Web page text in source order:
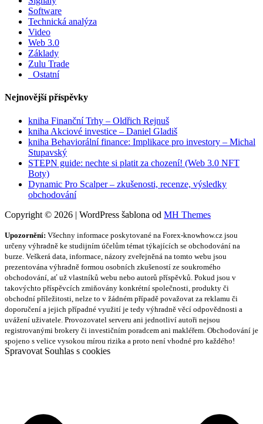
Software
Technická analýza
Video
Web 3.0
Základy
Zulu Trade
_Ostatní
Nejnovější příspěvky
kniha Finanční Trhy – Oldřich Rejnuš
kniha Akciové investice – Daniel Gladiš
kniha Behaviorální finance: Implikace pro investory – Michal
Stupavský
STEPN guide: nechte si platit za chození! (Web 3.0 NFT
Boty)
Dynamic Pro Scalper – zkušenosti, recenze, výsledky
obchodování
Copyright © 2026 | WordPress šablona od MH Themes
Upozornění: Všechny informace poskytované na Forex-knowhow.cz jsou
určeny výhradně ke studijním účelům témat týkajících se obchodování na
burze. Veškerá data, informace, názory zveřejněná na tomto webu jsou
prezentována výhradně formou osobních zkušeností ze soukromého
obchodování, ať už vlastníků webu nebo autorů příspěvků. Pokud jsou v
takovýchto příspěvcích zmiňovány konkrétní společnosti, produkty či
obchodní příležitosti, nelze to v žádném případě považovat za reklamu či
doporučení a jejich případné využití je tedy výhradně věcí odpovědnosti a
uvážení uživatele. Provozovatel serveru ani jednotliví autoři nejsou
registrovanými brokery či investičním poradcem ani makléřem. Obchodování je
spojeno s velice vysokou mírou rizika a proto není vhodné pro každého!
Spravovat Souhlas s cookies